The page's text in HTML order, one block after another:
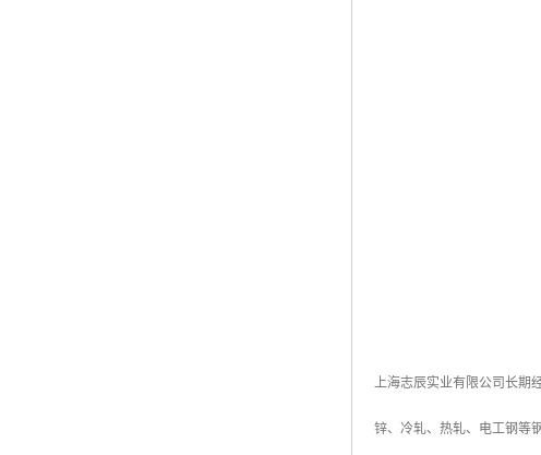
上海志辰实业有限公司长期
锌、冷轧、热轧、电工钢等